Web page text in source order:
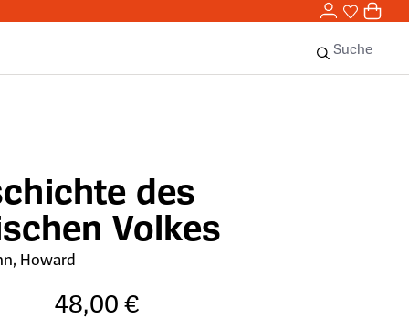
0,00
0
Suche
des
Volkes
Howard
48,00 €